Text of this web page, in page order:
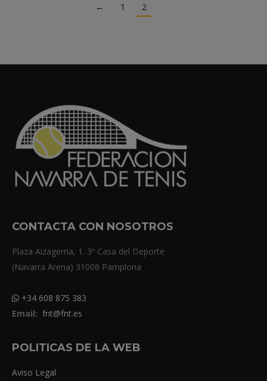
← 1 2
CONTACTA CON NOSOTROS
Plaza Aizagerria, 1. 3º Casa del Deporte
(Navarra Arena) 31006 Pamplona
+34 608 875 383
Email: fnt@fnt.es
POLITICAS DE LA WEB
Aviso Legal